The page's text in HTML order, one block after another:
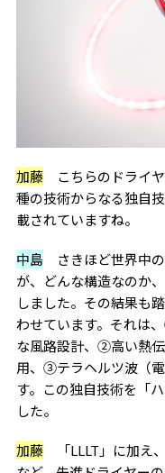
加藤こちらのドライヤ
種の技術からなる独自
載されていますね。
中島さきほど世界中の
が、どんな構造なのか
しました。その結果も
わせています。それは
な風路設計、②高い熱
用、③テラヘルツ波（
す。この独自技術を「
した。
加藤「LLLT」に加え、